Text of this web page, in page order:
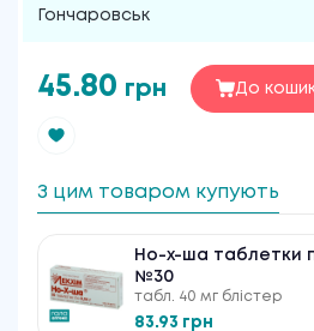
Гончаровськ
45.80 грн До
З цим товаром купують
Но-х-ша таблетки
№30
табл. 40 мг блістер
83.93 грн